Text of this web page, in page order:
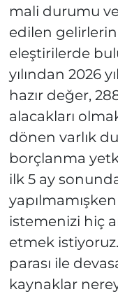
mali durumu
edilen
eleştirilerde
yılından 2026
hazır değer,
alacakları
dönen varlık
borçlanma
ilk 5 ay
istemenizi hiç
etmek istiyoruz.
parası ile
kaynaklar